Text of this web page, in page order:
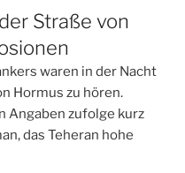
Straße von
waren in der Nacht
Hormus zu hören.
Angaben zufolge kurz
das Teheran hohe